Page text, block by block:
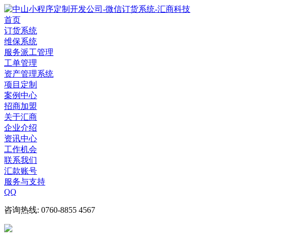
首页
订货系统
维保系统
服务派工管理
工单管理
资产管理系统
项目定制
案例中心
招商加盟
关于汇商
企业介绍
资讯中心
工作机会
联系我们
汇款账号
服务与支持
QQ
咨询热线: 0760-8855 4567